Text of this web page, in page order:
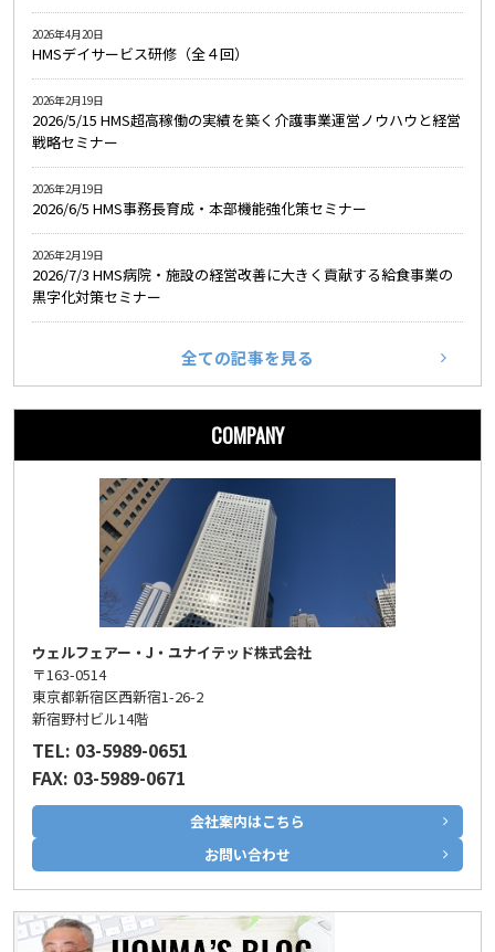
HMSデイサービス研修（全４回）
2026年4月20日
2026/5/15 HMS超高稼働の実績を築く介護事業運営ノウハウと経営
戦略セミナー
2026年2月19日
2026/6/5 HMS事務長育成・本部機能強化策セミナー
2026年2月19日
2026/7/3 HMS病院・施設の経営改善に大きく貢献する給食事業の
黒字化対策セミナー
2026年2月19日
全ての記事を見る
COMPANY
ウェルフェアー・J・ユナイテッド株式会社
〒163-0514
東京都新宿区西新宿1-26-2
新宿野村ビル14階
TEL: 03-5989-0651
FAX: 03-5989-0671
会社案内はこちら
お問い合わせ